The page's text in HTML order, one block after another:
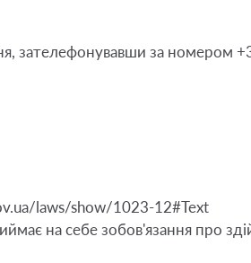
зателефонувавши за номером
laws/show/1023-12#Text
на себе зобов'язання про